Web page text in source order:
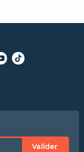
Valider